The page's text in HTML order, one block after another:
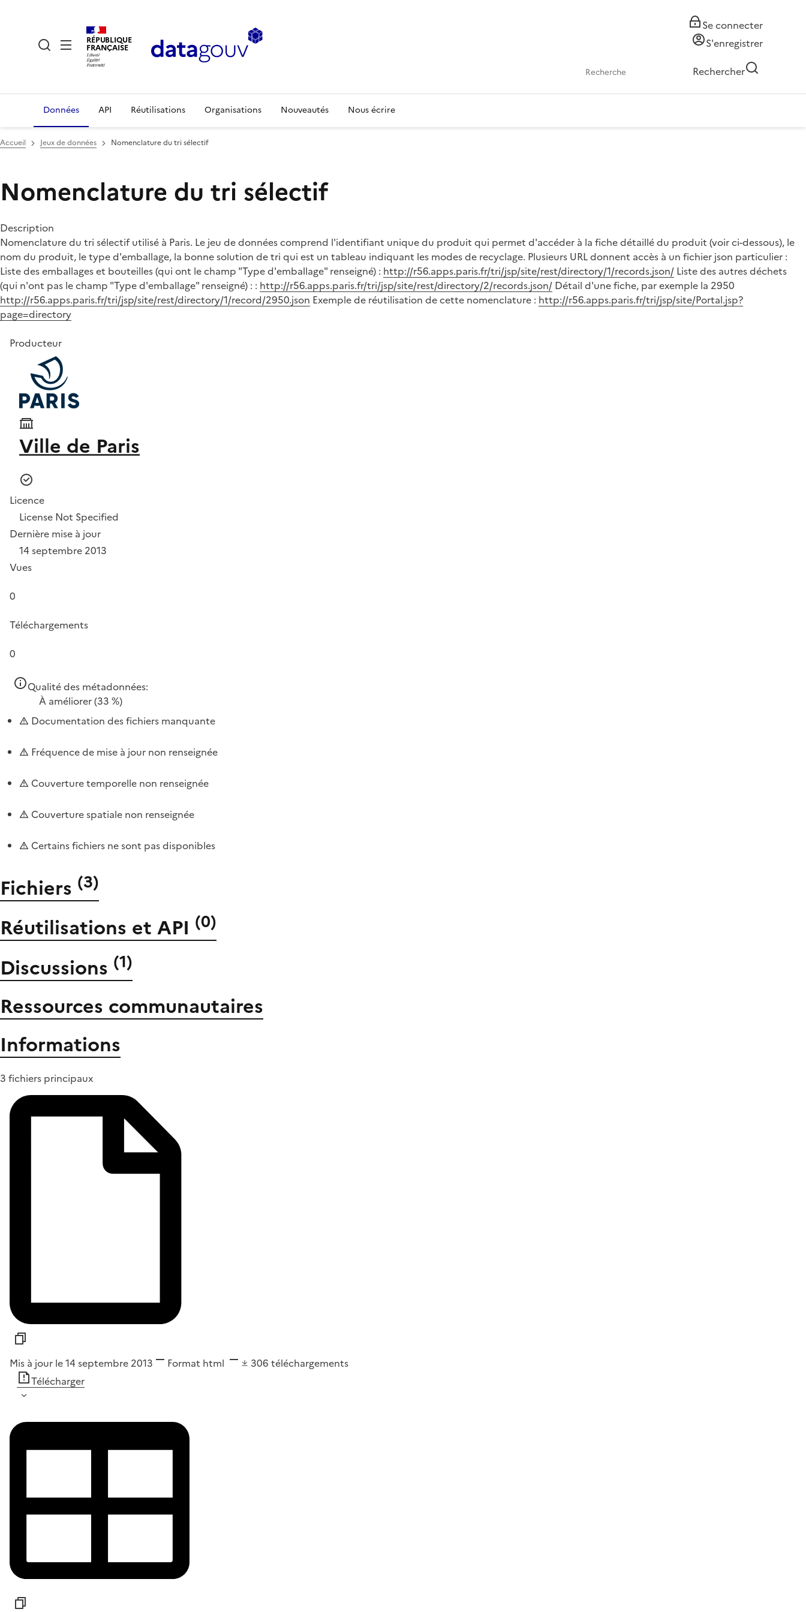
RÉPUBLIQUE
FRANÇAISE
Se connecter
S'enregistrer
Rechercher
Données API Réutilisations Organisations Nouveautés Nous écrire
Accueil Jeux de données Nomenclature du tri sélectif
Nomenclature du tri sélectif
Description
Nomenclature du tri sélectif utilisé à Paris. Le jeu de données comprend l'identifiant unique du produit qui permet d'accéder à la fiche détaillé du produit (voir ci-dessous), le
nom du produit, le type d'emballage, la bonne solution de tri qui est un tableau indiquant les modes de recyclage. Plusieurs URL donnent accès à un fichier json particulier :
Liste des emballages et bouteilles (qui ont le champ "Type d'emballage" renseigné) : http://r56.apps.paris.fr/tri/jsp/site/rest/directory/1/records.json/ Liste des autres déchets
(qui n'ont pas le champ "Type d'emballage" renseigné) : : http://r56.apps.paris.fr/tri/jsp/site/rest/directory/2/records.json/ Détail d'une fiche, par exemple la 2950
http://r56.apps.paris.fr/tri/jsp/site/rest/directory/1/record/2950.json Exemple de réutilisation de cette nomenclature : http://r56.apps.paris.fr/tri/jsp/site/Portal.jsp?
page=directory
Producteur
Ville de Paris
Licence
License Not Specified
Dernière mise à jour
14 septembre 2013
Vues
0
Téléchargements
0
Qualité des métadonnées:
À améliorer(33 %)
Documentation des fichiers manquante
Fréquence de mise à jour non renseignée
Couverture temporelle non renseignée
Couverture spatiale non renseignée
Certains fichiers ne sont pas disponibles
Fichiers (3)
Réutilisations et API (0)
Discussions (1)
Ressources communautaires
Informations
3 fichiers principaux
Mis à jour le 14 septembre 2013 Format html 306 téléchargements
Télécharger